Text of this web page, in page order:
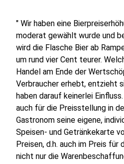
" Wir haben eine
moderat gewählt wurde und
wird die Flasche Bier ab
um rund vier Cent teurer.
Handel am Ende der
Verbraucher erhebt, entzieht
haben darauf keinerlei
auch für die Preisstellung in
Gastronom seine eigene,
Speisen- und Getränkekarte
Preisen, d.h. auch im Preis für
nicht nur die